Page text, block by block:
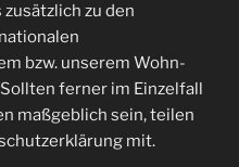
zu den
bzw. unserem Wohn-
ferner im Einzelfall
maßgeblich sein, teilen
mit.